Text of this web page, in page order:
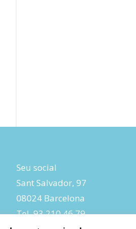
Seu social
Sant Salvador, 97
08024 Barcelona
Tel. 93 210 46 79